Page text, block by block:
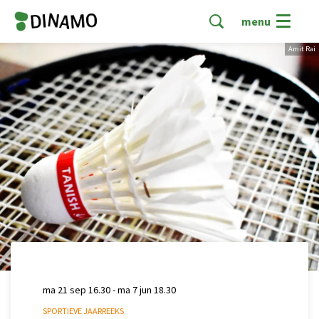
menu
Amit Rai
SPORTIEVE JAARREEKS
ma 21 sep 16.30-ma 7 jun 18.30